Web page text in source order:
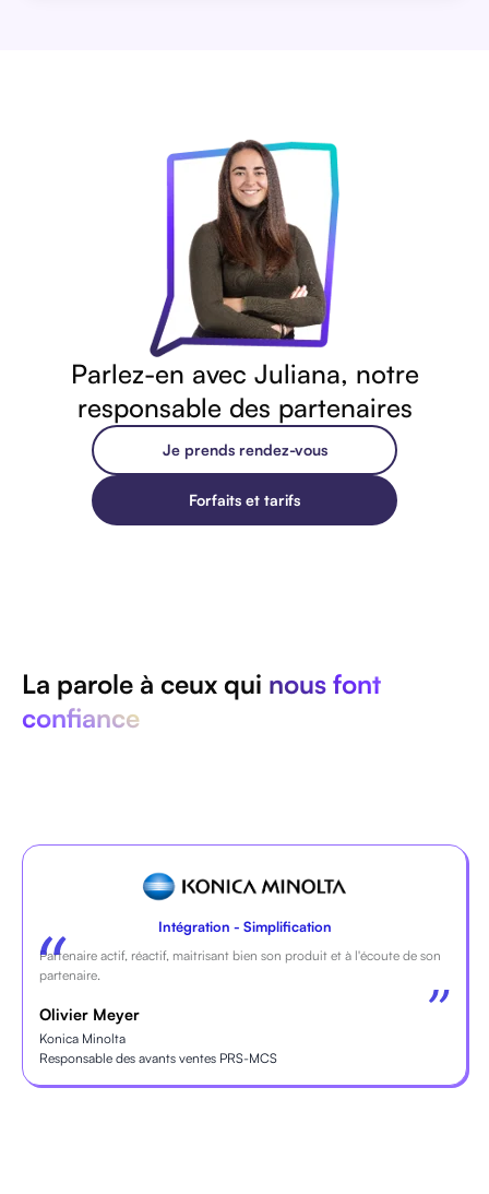
Parlez-en avec Juliana, notre
responsable des partenaires
Je prends rendez-vous
Forfaits et tarifs
La parole à ceux qui nous font
confiance
Intégration - Simplification
Partenaire actif, réactif, maitrisant bien son produit et à l'écoute de son
partenaire.
Olivier Meyer
Konica Minolta
Responsable des avants ventes PRS-MCS